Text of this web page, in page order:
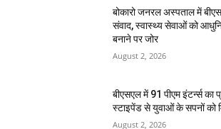
बोकारो जनरल अस्पताल में
संवाद, स्वास्थ्य सेवाओं को
बनाने पर जोर
August 2, 2026
बीएसएल में 91 पीएम इंटर्न्स
स्टाइपेंड से युवाओं के सपनों को
August 2, 2026